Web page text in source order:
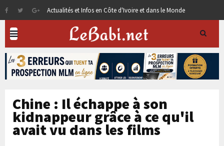
Actualités et Infos en Côte d'Ivoire et dans le Monde
Chine : Il échappe à son
kidnappeur grâce à ce qu'il
avait vu dans les films